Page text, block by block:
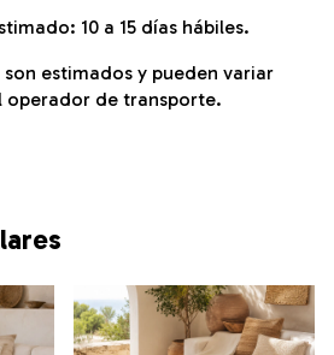
10 a 15 días hábiles.
estimados y pueden variar
operador de transporte.